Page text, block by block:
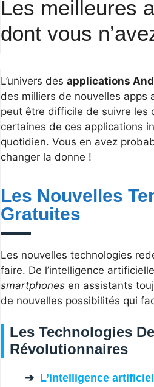
Les meilleures
dont vous
L’univers des applications
des milliers de nouvelles apps
peut être difficile de suivre les
certaines de ces applications
quotidien. Vous en avez
changer la donne !
Les Nouvelles
Gratuites
Les nouvelles technologies
faire. De l’intelligence
smartphones en assistants
de nouvelles possibilités qui
Les Technologies
Révolutionnaires
L’intelligence